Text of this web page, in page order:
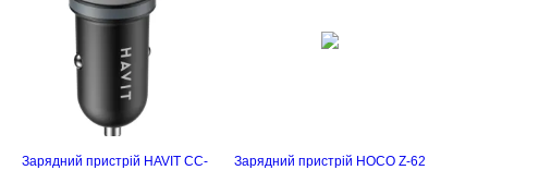
Зарядний пристрій HAVIT CC-
Зарядний пристрій HOCO Z-62